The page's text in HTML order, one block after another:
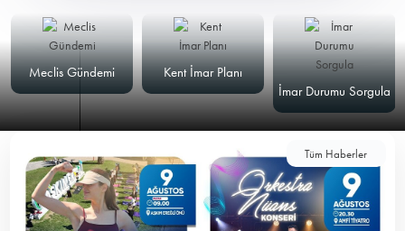
Meclis Gündemi
Kent İmar Planı
İmar Durumu Sorgula
Tüm Haberler